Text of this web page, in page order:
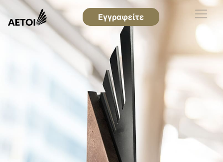
Εγγραφείτε